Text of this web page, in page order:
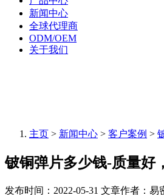
新闻中心
全球代理商
ODM/OEM
关于我们
主页 > 新闻中心 > 客户案例 >
铍铜弹片多少钱-质量好
发布时间：2022-05-31 文章作者：易